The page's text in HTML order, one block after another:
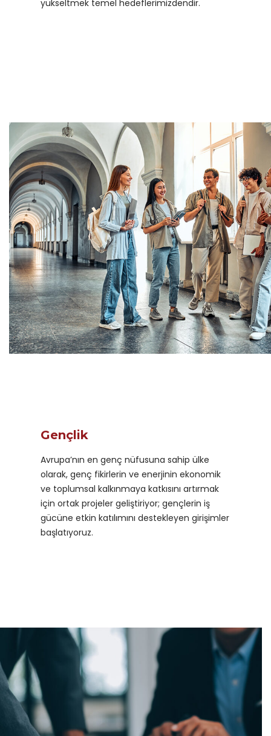
yükseltmek temel hedeflerimizdendir.
Gençlik
Avrupa’nın en genç nüfusuna sahip ülke
olarak, genç fikirlerin ve enerjinin ekonomik
ve toplumsal kalkınmaya katkısını artırmak
için ortak projeler geliştiriyor; gençlerin iş
gücüne etkin katılımını destekleyen girişimler
başlatıyoruz.